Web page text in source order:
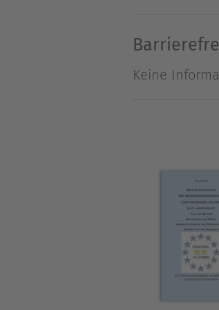
Jetzt sieht
Über
Ihr erster
über
Keine